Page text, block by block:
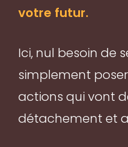
votre futur.
Ici, nul besoin de
simplement
actions qui vont
détachement et